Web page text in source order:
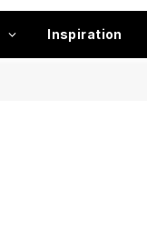
Inspiration